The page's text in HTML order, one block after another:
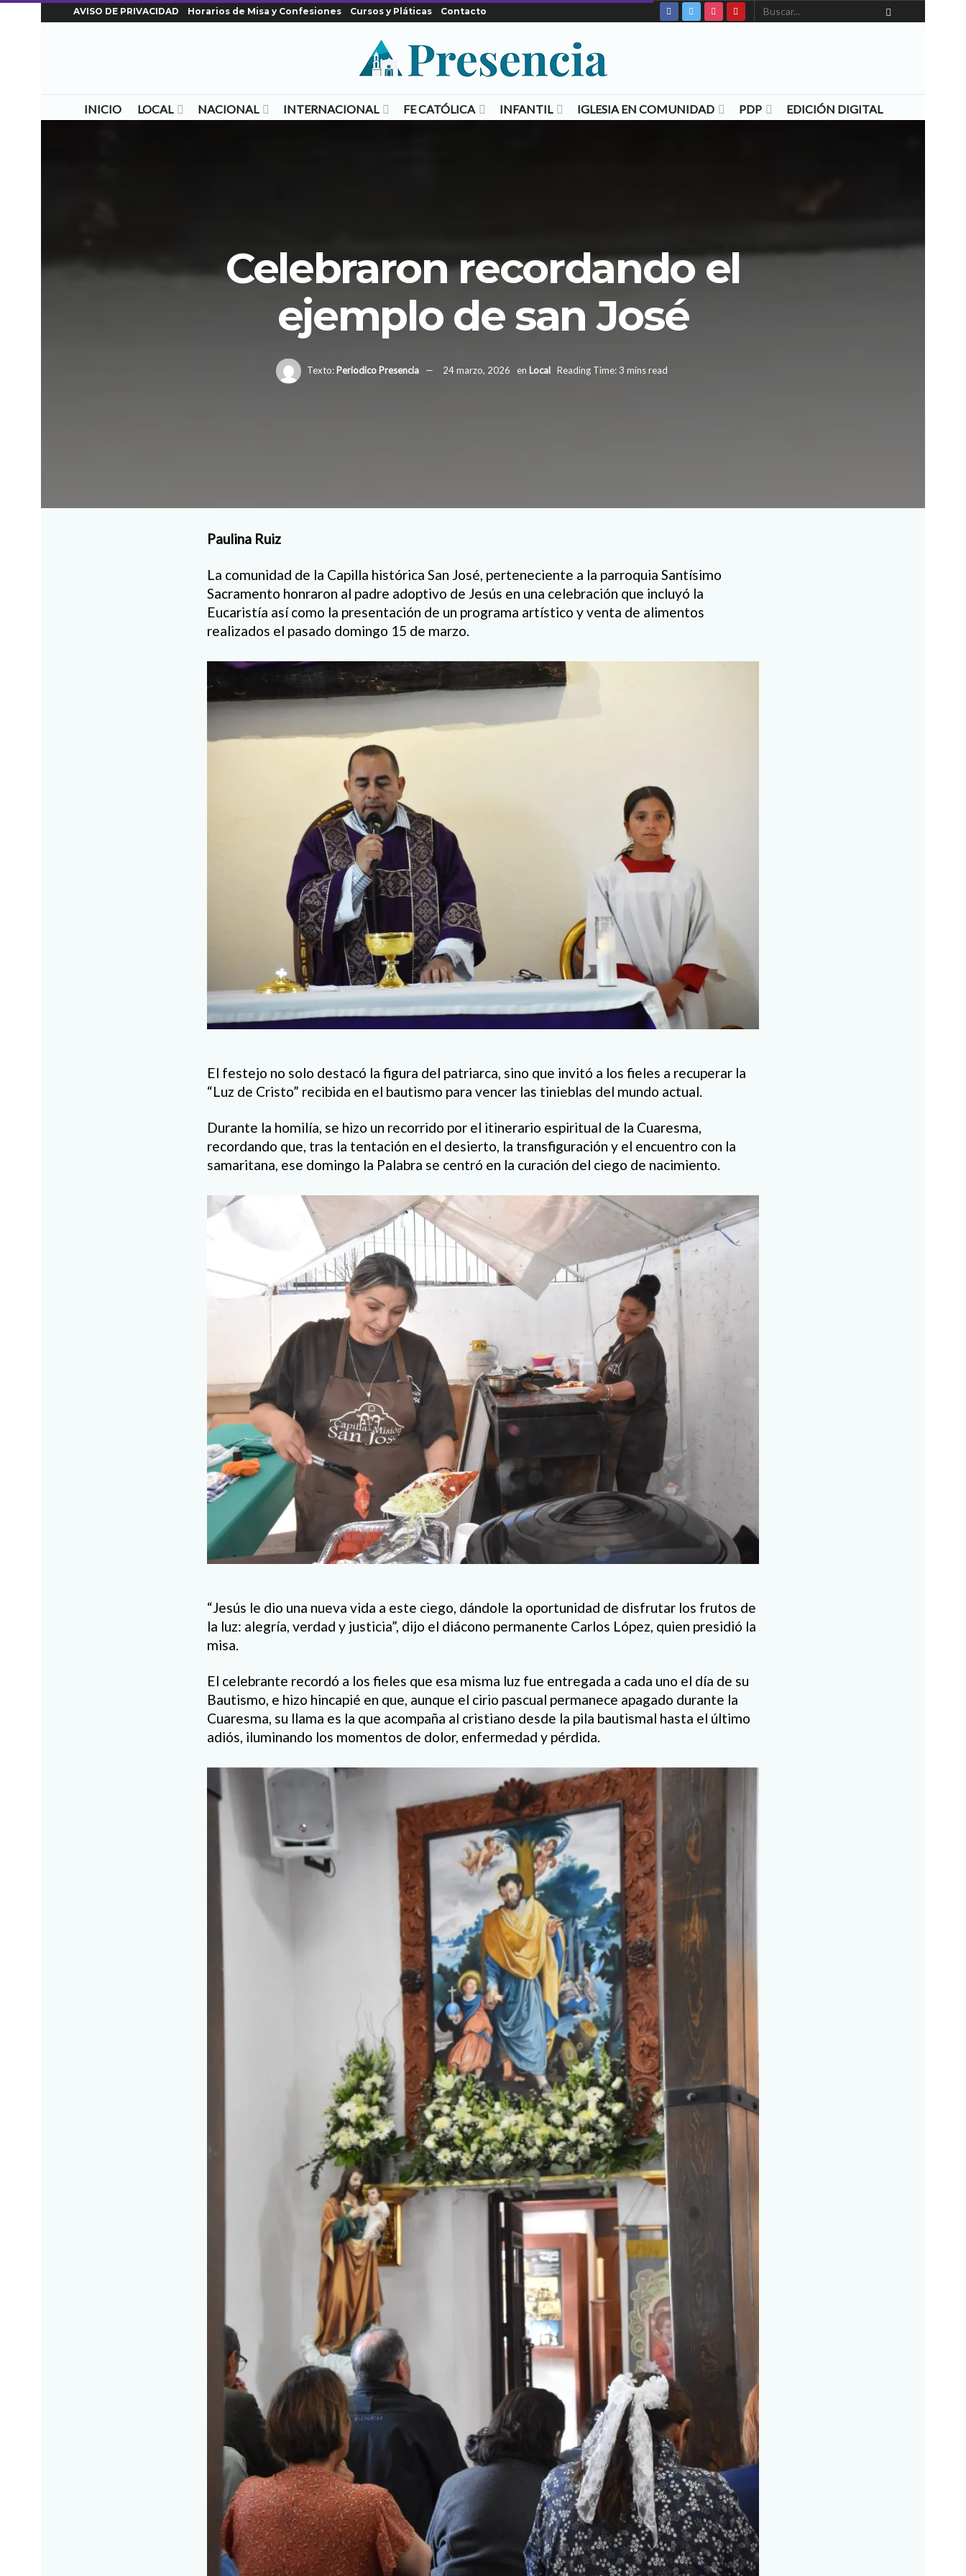
AVISO DE PRIVACIDAD Horarios de Misa y Confesiones Cursos y Pláticas Contacto
INICIO LOCAL NACIONAL INTERNACIONAL FE CATÓLICA INFANTIL IGLESIA EN COMUNIDAD PDP EDICIÓN DIGITAL
Celebraron recordando el
ejemplo de san José
Texto:Periodico Presencia 24 marzo, 2026 en Local Reading Time: 3 mins read
Paulina Ruiz
La comunidad de la Capilla histórica San José, perteneciente a la parroquia Santísimo
Sacramento honraron al padre adoptivo de Jesús en una celebración que incluyó la
Eucaristía así como la presentación de un programa artístico y venta de alimentos
realizados el pasado domingo 15 de marzo.
El festejo no solo destacó la figura del patriarca, sino que invitó a los fieles a recuperar la
“Luz de Cristo” recibida en el bautismo para vencer las tinieblas del mundo actual.
Durante la homilía, se hizo un recorrido por el itinerario espiritual de la Cuaresma,
recordando que, tras la tentación en el desierto, la transfiguración y el encuentro con la
samaritana, ese domingo la Palabra se centró en la curación del ciego de nacimiento.
“Jesús le dio una nueva vida a este ciego, dándole la oportunidad de disfrutar los frutos de
la luz: alegría, verdad y justicia”, dijo el diácono permanente Carlos López, quien presidió la
misa.
El celebrante recordó a los fieles que esa misma luz fue entregada a cada uno el día de su
Bautismo, e hizo hincapié en que, aunque el cirio pascual permanece apagado durante la
Cuaresma, su llama es la que acompaña al cristiano desde la pila bautismal hasta el último
adiós, iluminando los momentos de dolor, enfermedad y pérdida.